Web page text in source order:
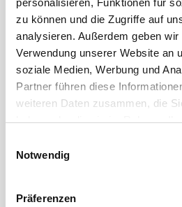
zu können und die Zugriffe auf
analysieren. Außerdem geben
Verwendung unserer Website an
soziale Medien, Werbung und
Partner führen diese
weiteren Daten zusammen, die
haben oder die sie im Rahmen
Notwendig
Präferenzen
August 2020
Juli 2020
Juni 2020
Mai 2020
April 2020
Februar 2020
Dezember 2019